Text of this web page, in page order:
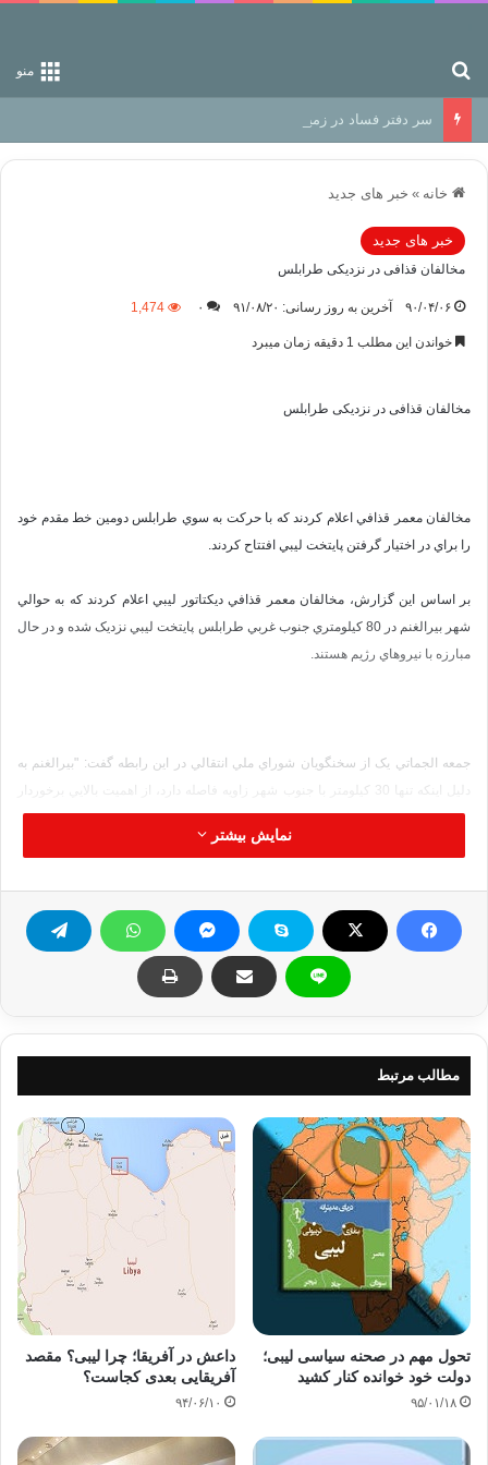
منو
سر دفتر فساد در زمین‌، دوری وکناره‌گیری از راه خداست‌!
خانه » خبر های جدید
خبر های جدید
مخالفان قذافی در نزدیکی طرابلس
۹۰/۰۴/۰۶ آخرین به روز رسانی: ۹۱/۰۸/۲۰ ۰ 1,474
خواندن این مطلب 1 دقیقه زمان میبرد
مخالفان قذافی در نزدیکی طرابلس
مخالفان معمر قذافي اعلام کردند که با حرکت به سوي طرابلس دومين خط مقدم خود
را براي در اختيار گرفتن پايتخت ليبي افتتاح کردند.
بر اساس اين گزارش، مخالفان معمر قذافي ديکتاتور ليبي اعلام کردند که به حوالي
شهر بيرالغنم در 80 کيلومتري جنوب غربي طرابلس پايتخت ليبي نزديک شده و در حال
مبارزه با نيروهاي رژيم هستند.
جمعه الجماتي يک از سخنگويان شوراي ملي انتقالي در اين رابطه گفت: "بيرالغنم به
دليل اينکه تنها 30 کيلومتر با جنوب شهر زاويه فاصله دارد، از اهميت بالايي برخوردار
است و دروازه غربي براي ورود به پايتخت ليبي محسوب ميشود. "
بر پايه اين گزارش، در ماه
هاي اخير بيشتر درگيري‏ها بين نيروهاي معمر قذافي ديکتاتور
ليبي و انقلابيون اين کشور در مناطق شرقي طرابلس به وقوع پيوسته است.
مجبور خواهد کرد که نيروهاي بيشتري در بخشهاي جنوبي و غربي طرابلس مستقر
کنند.
اين در حالي است که رژيم ليبي همچنان مقاومت مي
کند و موسي ابراهيم سخنگوي
دولت اين کشور اواخر روز يکشنبه در بيانيه
اي اعلام کرد که قذافي نماد تاريخي ليبي
است و وي بالاتر از هرگونه اقدام سياسي و بازي
انتخاباتي با نظارت سازمان ملل متحد برگزار شود.
نمایش بیشتر
مطالب مرتبط
تحول مهم در صحنه سیاسی لیبی؛
دولت خود خوانده کنار کشید
۹۵/۰۱/۱۸
داعش در آفریقا؛ چرا لیبی؟ مقصد
آفریقایی بعدی کجاست؟
۹۴/۰۶/۱۰